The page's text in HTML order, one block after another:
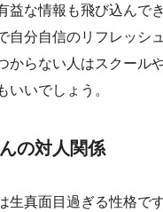
益な情報も飛び込んで
自分自信のリフレッシ
からない人はスクール
いいでしょう。
の対人関係
生真面目過ぎる性格です